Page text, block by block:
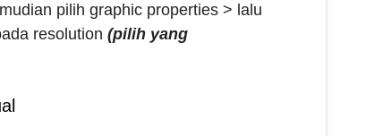
pilih graphic properties > lalu
resolution (pilih yang